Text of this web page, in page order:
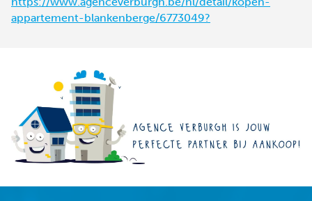
appartement-blankenberge/6773049?